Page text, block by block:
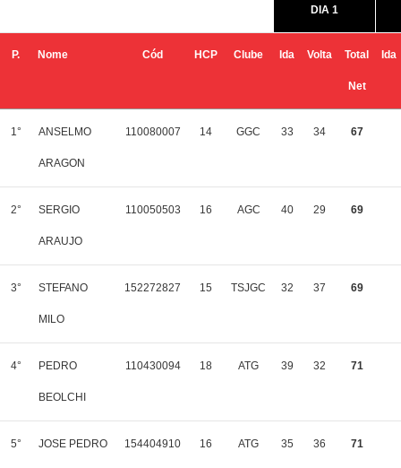
DIA 1
P. Nome Cód HCP Clube Ida Volta Total
Net
Ida
1° ANSELMO
ARAGON
110080007 14 GGC 33 34 67
2° SERGIO
ARAUJO
110050503 16 AGC 40 29 69
3° STEFANO
MILO
152272827 15 TSJGC 32 37 69
4° PEDRO
BEOLCHI
110430094 18 ATG 39 32 71
5° JOSE PEDRO 154404910 16 ATG 35 36 71